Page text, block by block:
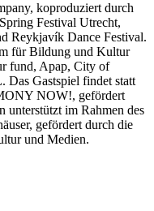
koproduziert durch
Festival Utrecht,
Reykjavík Dance Festival.
für Bildung und Kultur
fund, Apap, City of
Gastspiel findet statt
NOW!, gefördert
im Rahmen des
gefördert durch die
und Medien.